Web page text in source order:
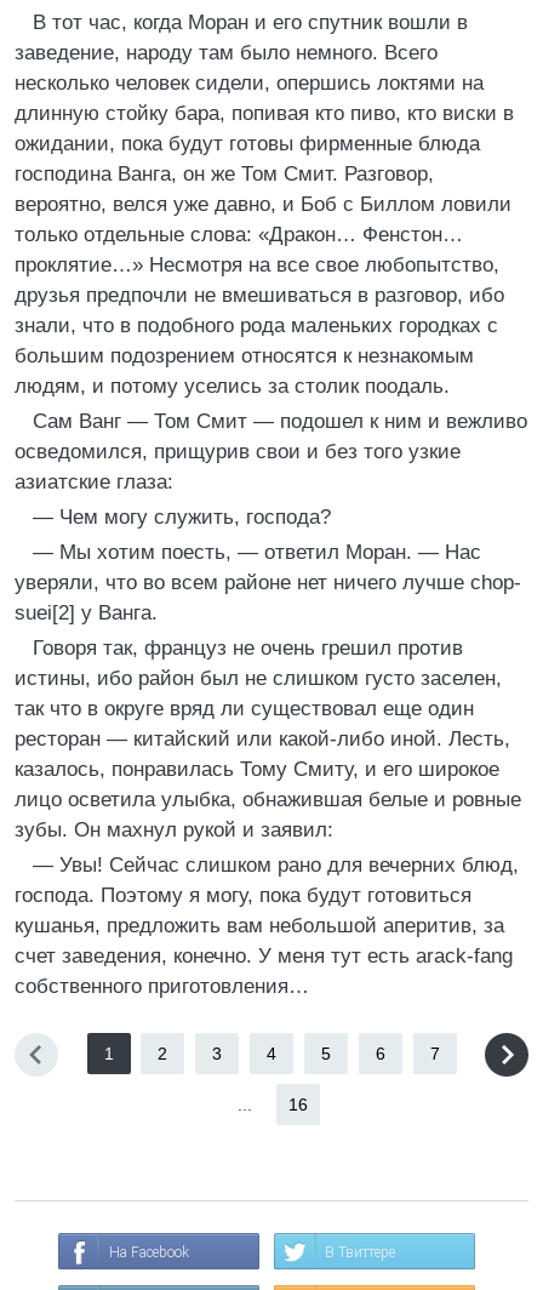
В тот час, когда Моран и его спутник вошли в
заведение, народу там было немного. Всего
несколько человек сидели, опершись локтями на
длинную стойку бара, попивая кто пиво, кто виски в
ожидании, пока будут готовы фирменные блюда
господина Ванга, он же Том Смит. Разговор,
вероятно, велся уже давно, и Боб с Биллом ловили
только отдельные слова: «Дракон… Фенстон…
проклятие…» Несмотря на все свое любопытство,
друзья предпочли не вмешиваться в разговор, ибо
знали, что в подобного рода маленьких городках с
большим подозрением относятся к незнакомым
людям, и потому уселись за столик поодаль.
Сам Ванг — Том Смит — подошел к ним и вежливо
осведомился, прищурив свои и без того узкие
азиатские глаза:
— Чем могу служить, господа?
— Мы хотим поесть, — ответил Моран. — Нас
уверяли, что во всем районе нет ничего лучше chop-
suei[2] у Ванга.
Говоря так, француз не очень грешил против
истины, ибо район был не слишком густо заселен,
так что в округе вряд ли существовал еще один
ресторан — китайский или какой-либо иной. Лесть,
казалось, понравилась Тому Смиту, и его широкое
лицо осветила улыбка, обнажившая белые и ровные
зубы. Он махнул рукой и заявил:
— Увы! Сейчас слишком рано для вечерних блюд,
господа. Поэтому я могу, пока будут готовиться
кушанья, предложить вам небольшой аперитив, за
счет заведения, конечно. У меня тут есть arack-fang
собственного приготовления…
1 2 3 4 5 6 7
16
На Facebook В Твиттере